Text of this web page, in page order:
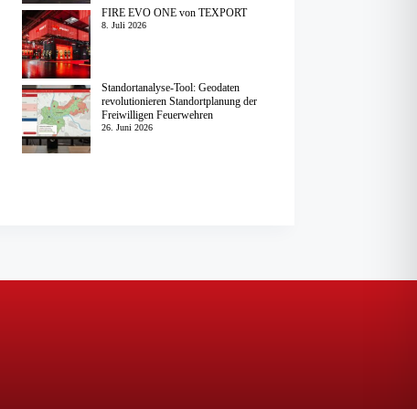
FIRE EVO ONE von TEXPORT
8. Juli 2026
Standortanalyse-Tool: Geodaten
revolutionieren Standortplanung der
Freiwilligen Feuerwehren
26. Juni 2026